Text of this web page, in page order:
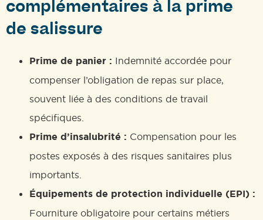
complémentaires à la prime
de salissure
Prime de panier : Indemnité accordée pour
compenser l’obligation de repas sur place,
souvent liée à des conditions de travail
spécifiques.
Prime d’insalubrité : Compensation pour les
postes exposés à des risques sanitaires plus
importants.
Équipements de protection individuelle (EPI) :
Fourniture obligatoire pour certains métiers